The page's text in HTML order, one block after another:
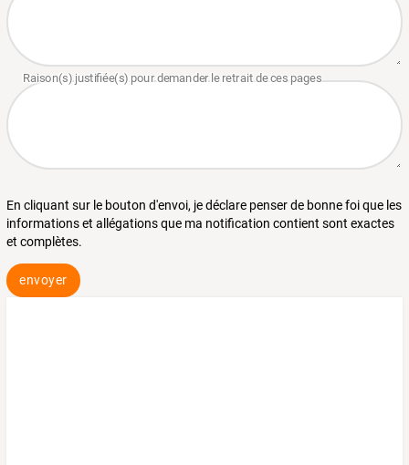
En cliquant sur le bouton d'envoi, je déclare penser de bonne foi que les
informations et allégations que ma notification contient sont exactes
et complètes.
envoyer